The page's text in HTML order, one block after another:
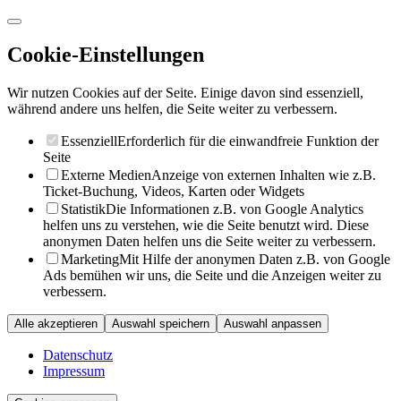
Cookie-Einstellungen
Wir nutzen Cookies auf der Seite. Einige davon sind essenziell,
während andere uns helfen, die Seite weiter zu verbessern.
EssenziellErforderlich für die einwandfreie Funktion der
Seite
Externe MedienAnzeige von externen Inhalten wie z.B.
Ticket-Buchung, Videos, Karten oder Widgets
StatistikDie Informationen z.B. von Google Analytics
helfen uns zu verstehen, wie die Seite benutzt wird. Diese
anonymen Daten helfen uns die Seite weiter zu verbessern.
MarketingMit Hilfe der anonymen Daten z.B. von Google
Ads bemühen wir uns, die Seite und die Anzeigen weiter zu
verbessern.
Alle akzeptieren Auswahl speichern Auswahl anpassen
Datenschutz
Impressum